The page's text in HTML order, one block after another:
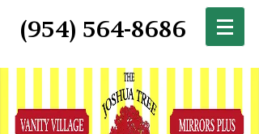
(954) 564-8686